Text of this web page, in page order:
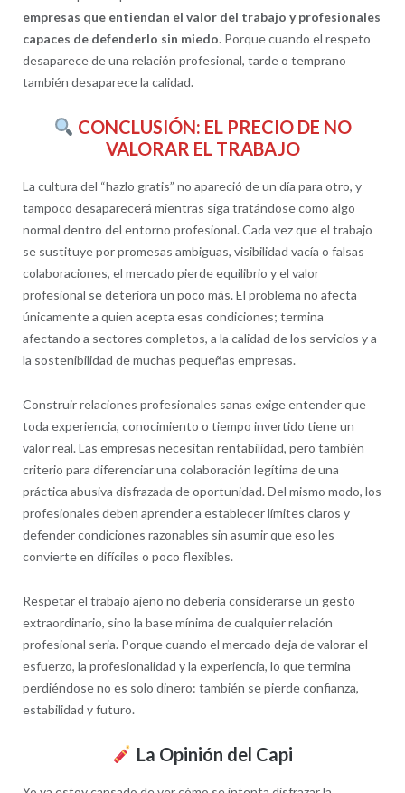
empresas que entiendan el valor del trabajo y profesionales
capaces de defenderlo sin miedo. Porque cuando el respeto
desaparece de una relación profesional, tarde o temprano
también desaparece la calidad.
CONCLUSIÓN: EL PRECIO DE NO
VALORAR EL TRABAJO
La cultura del “hazlo gratis” no apareció de un día para otro, y
tampoco desaparecerá mientras siga tratándose como algo
normal dentro del entorno profesional. Cada vez que el trabajo
se sustituye por promesas ambiguas, visibilidad vacía o falsas
colaboraciones, el mercado pierde equilibrio y el valor
profesional se deteriora un poco más. El problema no afecta
únicamente a quien acepta esas condiciones; termina
afectando a sectores completos, a la calidad de los servicios y a
la sostenibilidad de muchas pequeñas empresas.
Construir relaciones profesionales sanas exige entender que
toda experiencia, conocimiento o tiempo invertido tiene un
valor real. Las empresas necesitan rentabilidad, pero también
criterio para diferenciar una colaboración legítima de una
práctica abusiva disfrazada de oportunidad. Del mismo modo, los
profesionales deben aprender a establecer límites claros y
defender condiciones razonables sin asumir que eso les
convierte en difíciles o poco flexibles.
Respetar el trabajo ajeno no debería considerarse un gesto
extraordinario, sino la base mínima de cualquier relación
profesional seria. Porque cuando el mercado deja de valorar el
esfuerzo, la profesionalidad y la experiencia, lo que termina
perdiéndose no es solo dinero: también se pierde confianza,
estabilidad y futuro.
La Opinión del Capi